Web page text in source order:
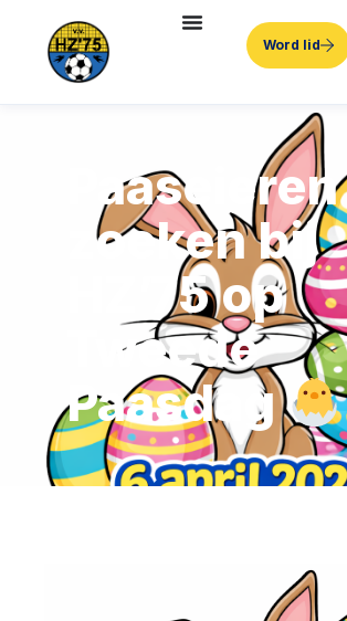
Word lid
Paaseieren
zoeken bij
HZ’75 op
Tweede
Paasdag